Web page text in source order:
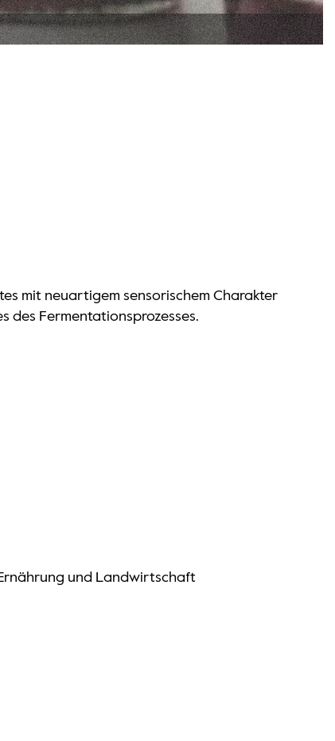
mit neuartigem sensorischem Charakter
des Fermentationsprozesses.
und Landwirtschaft